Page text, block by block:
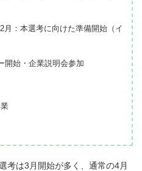
月：本選考に向けた準備開始（イ
開始・企業説明会参加
考は3月開始が多く、通常の4月